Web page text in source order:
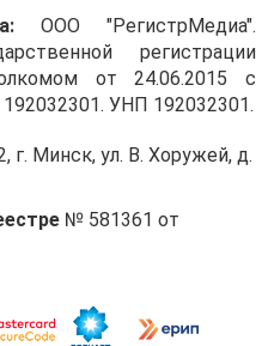
ООО "РегистрМедиа".
регистрации
от 24.06.2015 с
УНП 192032301.
г. Минск, ул. В. Хоружей, д.
№ 581361 от